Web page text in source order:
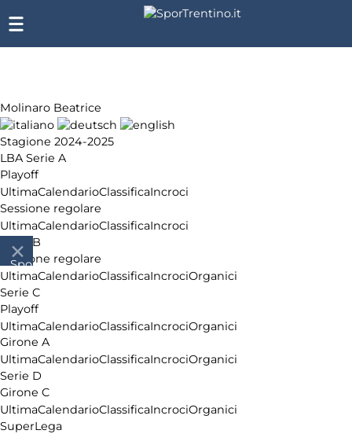
Molinaro Beatrice
Stagione 2024-2025
LBA Serie A
Playoff
UltimaCalendarioClassificaIncroci
Sessione regolare
UltimaCalendarioClassificaIncroci
Serie B
Sessione regolare
UltimaCalendarioClassificaIncrociOrganici
Serie C
Playoff
UltimaCalendarioClassificaIncrociOrganici
Girone A
UltimaCalendarioClassificaIncrociOrganici
Serie D
Girone C
UltimaCalendarioClassificaIncrociOrganici
SuperLega
SporTrentino.it
Chi
siamo
Affiliazione
Pubblicità